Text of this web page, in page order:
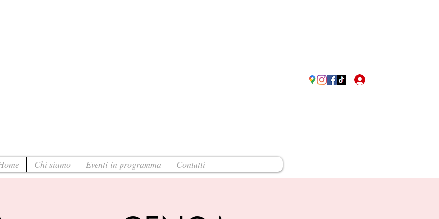
Chi siamo Eventi in programma Contatti